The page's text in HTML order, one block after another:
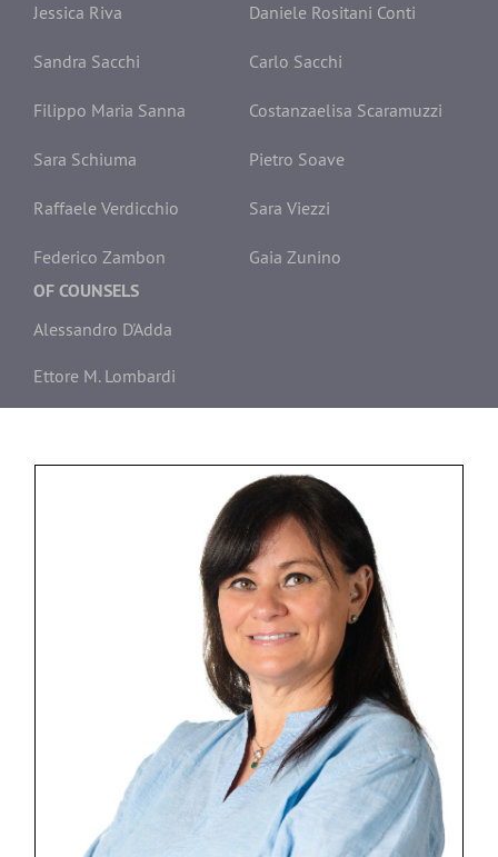
Jessica Riva Daniele Rositani Conti
Sandra Sacchi Carlo Sacchi
Filippo Maria Sanna Costanzaelisa Scaramuzzi
Sara Schiuma Pietro Soave
Raffaele Verdicchio Sara Viezzi
Federico Zambon Gaia Zunino
OF COUNSELS
Alessandro D'Adda
Ettore M. Lombardi